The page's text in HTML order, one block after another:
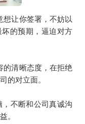
想让你签署，不妨以
坏的预期，逼迫对方
的清晰态度，在拒绝
的对立面。
不断和公司真诚沟
。